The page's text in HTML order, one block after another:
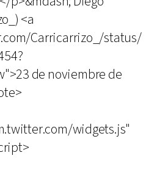
<a
Carricarrizo_/status/
de noviembre de
widgets.js"